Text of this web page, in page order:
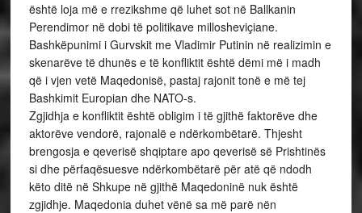
është loja më e rrezikshme që luhet sot në Ballkanin
Perendimor në dobi të politikave millosheviçiane.
Bashkëpunimi i Gurvskit me Vladimir Putinin në realizimin e
skenarëve të dhunës e të konfliktit është dëmi më i madh
që i vjen vetë Maqedonisë, pastaj rajonit tonë e më tej
Bashkimit Europian dhe NATO-s.
Zgjidhja e konfliktit është obligim i të gjithë faktorëve dhe
aktorëve vendorë, rajonalë e ndërkombëtarë. Thjesht
brengosja e qeverisë shqiptare apo qeverisë së Prishtinës
si dhe përfaqësuesve ndërkombëtarë për atë që ndodh
këto ditë në Shkupe në gjithë Maqedoninë nuk është
zgjidhje. Maqedonia duhet vënë sa më parë nën